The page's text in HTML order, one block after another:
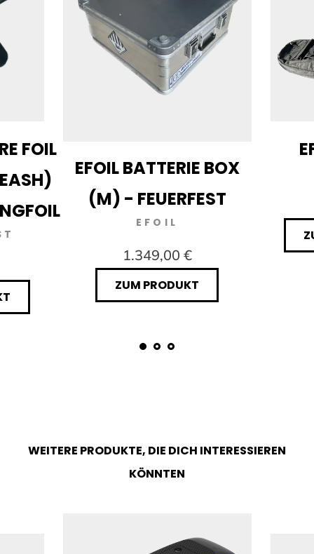
FOIL
EFOIL BATTERIE BOX
(M) - FEUERFEST
EFOIL
1.349,00 €
ZUM PRODUKT
WEITERE PRODUKTE, DIE DICH INTERESSIEREN
KÖNNTEN